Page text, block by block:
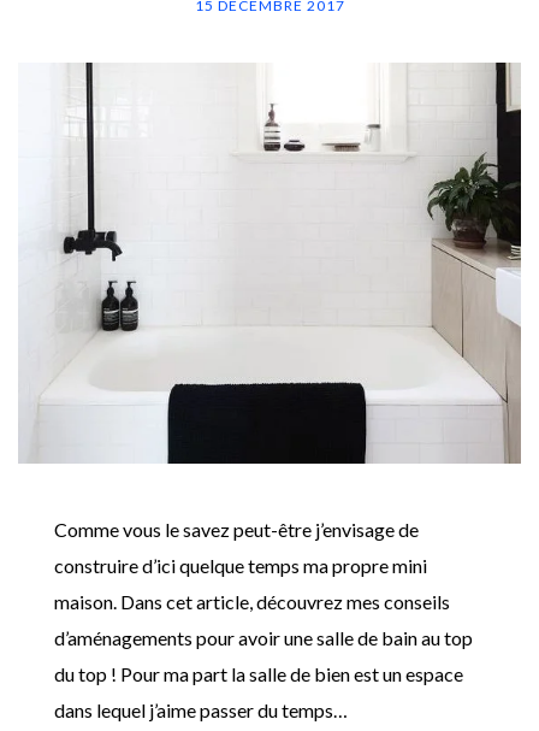
15 DÉCEMBRE 2017
Comme vous le savez peut-être j’envisage de
construire d’ici quelque temps ma propre mini
maison. Dans cet article, découvrez mes conseils
d’aménagements pour avoir une salle de bain au top
du top ! Pour ma part la salle de bien est un espace
dans lequel j’aime passer du temps…